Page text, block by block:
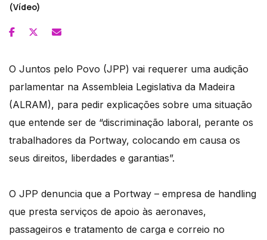
(Vídeo)
O Juntos pelo Povo (JPP) vai requerer uma audição
parlamentar na Assembleia Legislativa da Madeira
(ALRAM), para pedir explicações sobre uma situação
que entende ser de “discriminação laboral, perante os
trabalhadores da Portway, colocando em causa os
seus direitos, liberdades e garantias”.
O JPP denuncia que a Portway – empresa de handling
que presta serviços de apoio às aeronaves,
passageiros e tratamento de carga e correio no